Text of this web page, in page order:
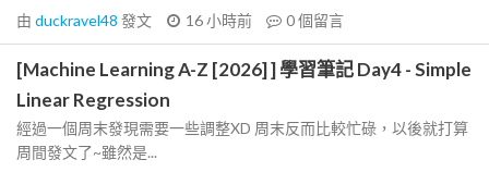
由 duckravel48 發文 16 小時前 0個留言
[Machine Learning A-Z [2026] ] 學習筆記 Day4 - Simple
Linear Regression
經過一個周末發現需要一些調整XD 周末反而比較忙碌，以後就打算
周間發文了~雖然是...